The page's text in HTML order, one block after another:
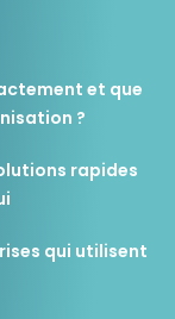
et que
?
rapides
qui utilisent